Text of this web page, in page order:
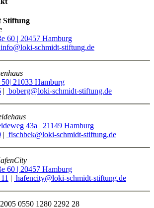
Stiftung
60 | 20457 Hamburg
info@loki-schmidt-stiftung.de
21033 Hamburg
| boberg@loki-schmidt-stiftung.de
43a | 21149 Hamburg
| fischbek@loki-schmidt-stiftung.de
60 | 20457 Hamburg
| hafencity@loki-schmidt-stiftung.de
0550 1280 2292 28